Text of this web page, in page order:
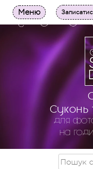
Суконь
для
на
Меню